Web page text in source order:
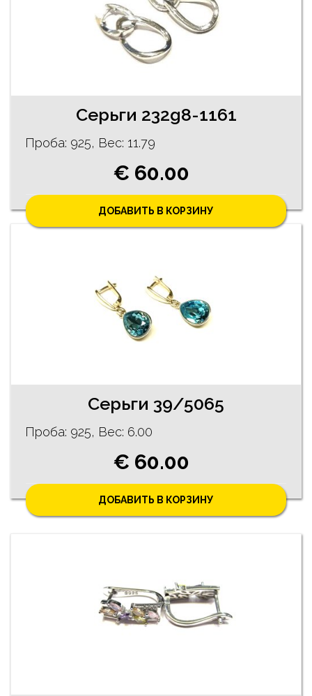
Cерьги 232g8-1161
Проба: 925, Bес: 11.79
€ 60.00
ДОБАВИТЬ В КОРЗИНУ
Серьги 39/5065
Проба: 925, Bес: 6.00
€ 60.00
ДОБАВИТЬ В КОРЗИНУ